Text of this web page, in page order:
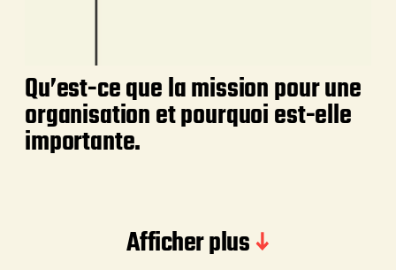
Qu’est-ce que la mission pour une
organisation et pourquoi est-elle
importante.
Afficher plus